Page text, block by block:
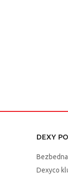
DEXY
Dexyco